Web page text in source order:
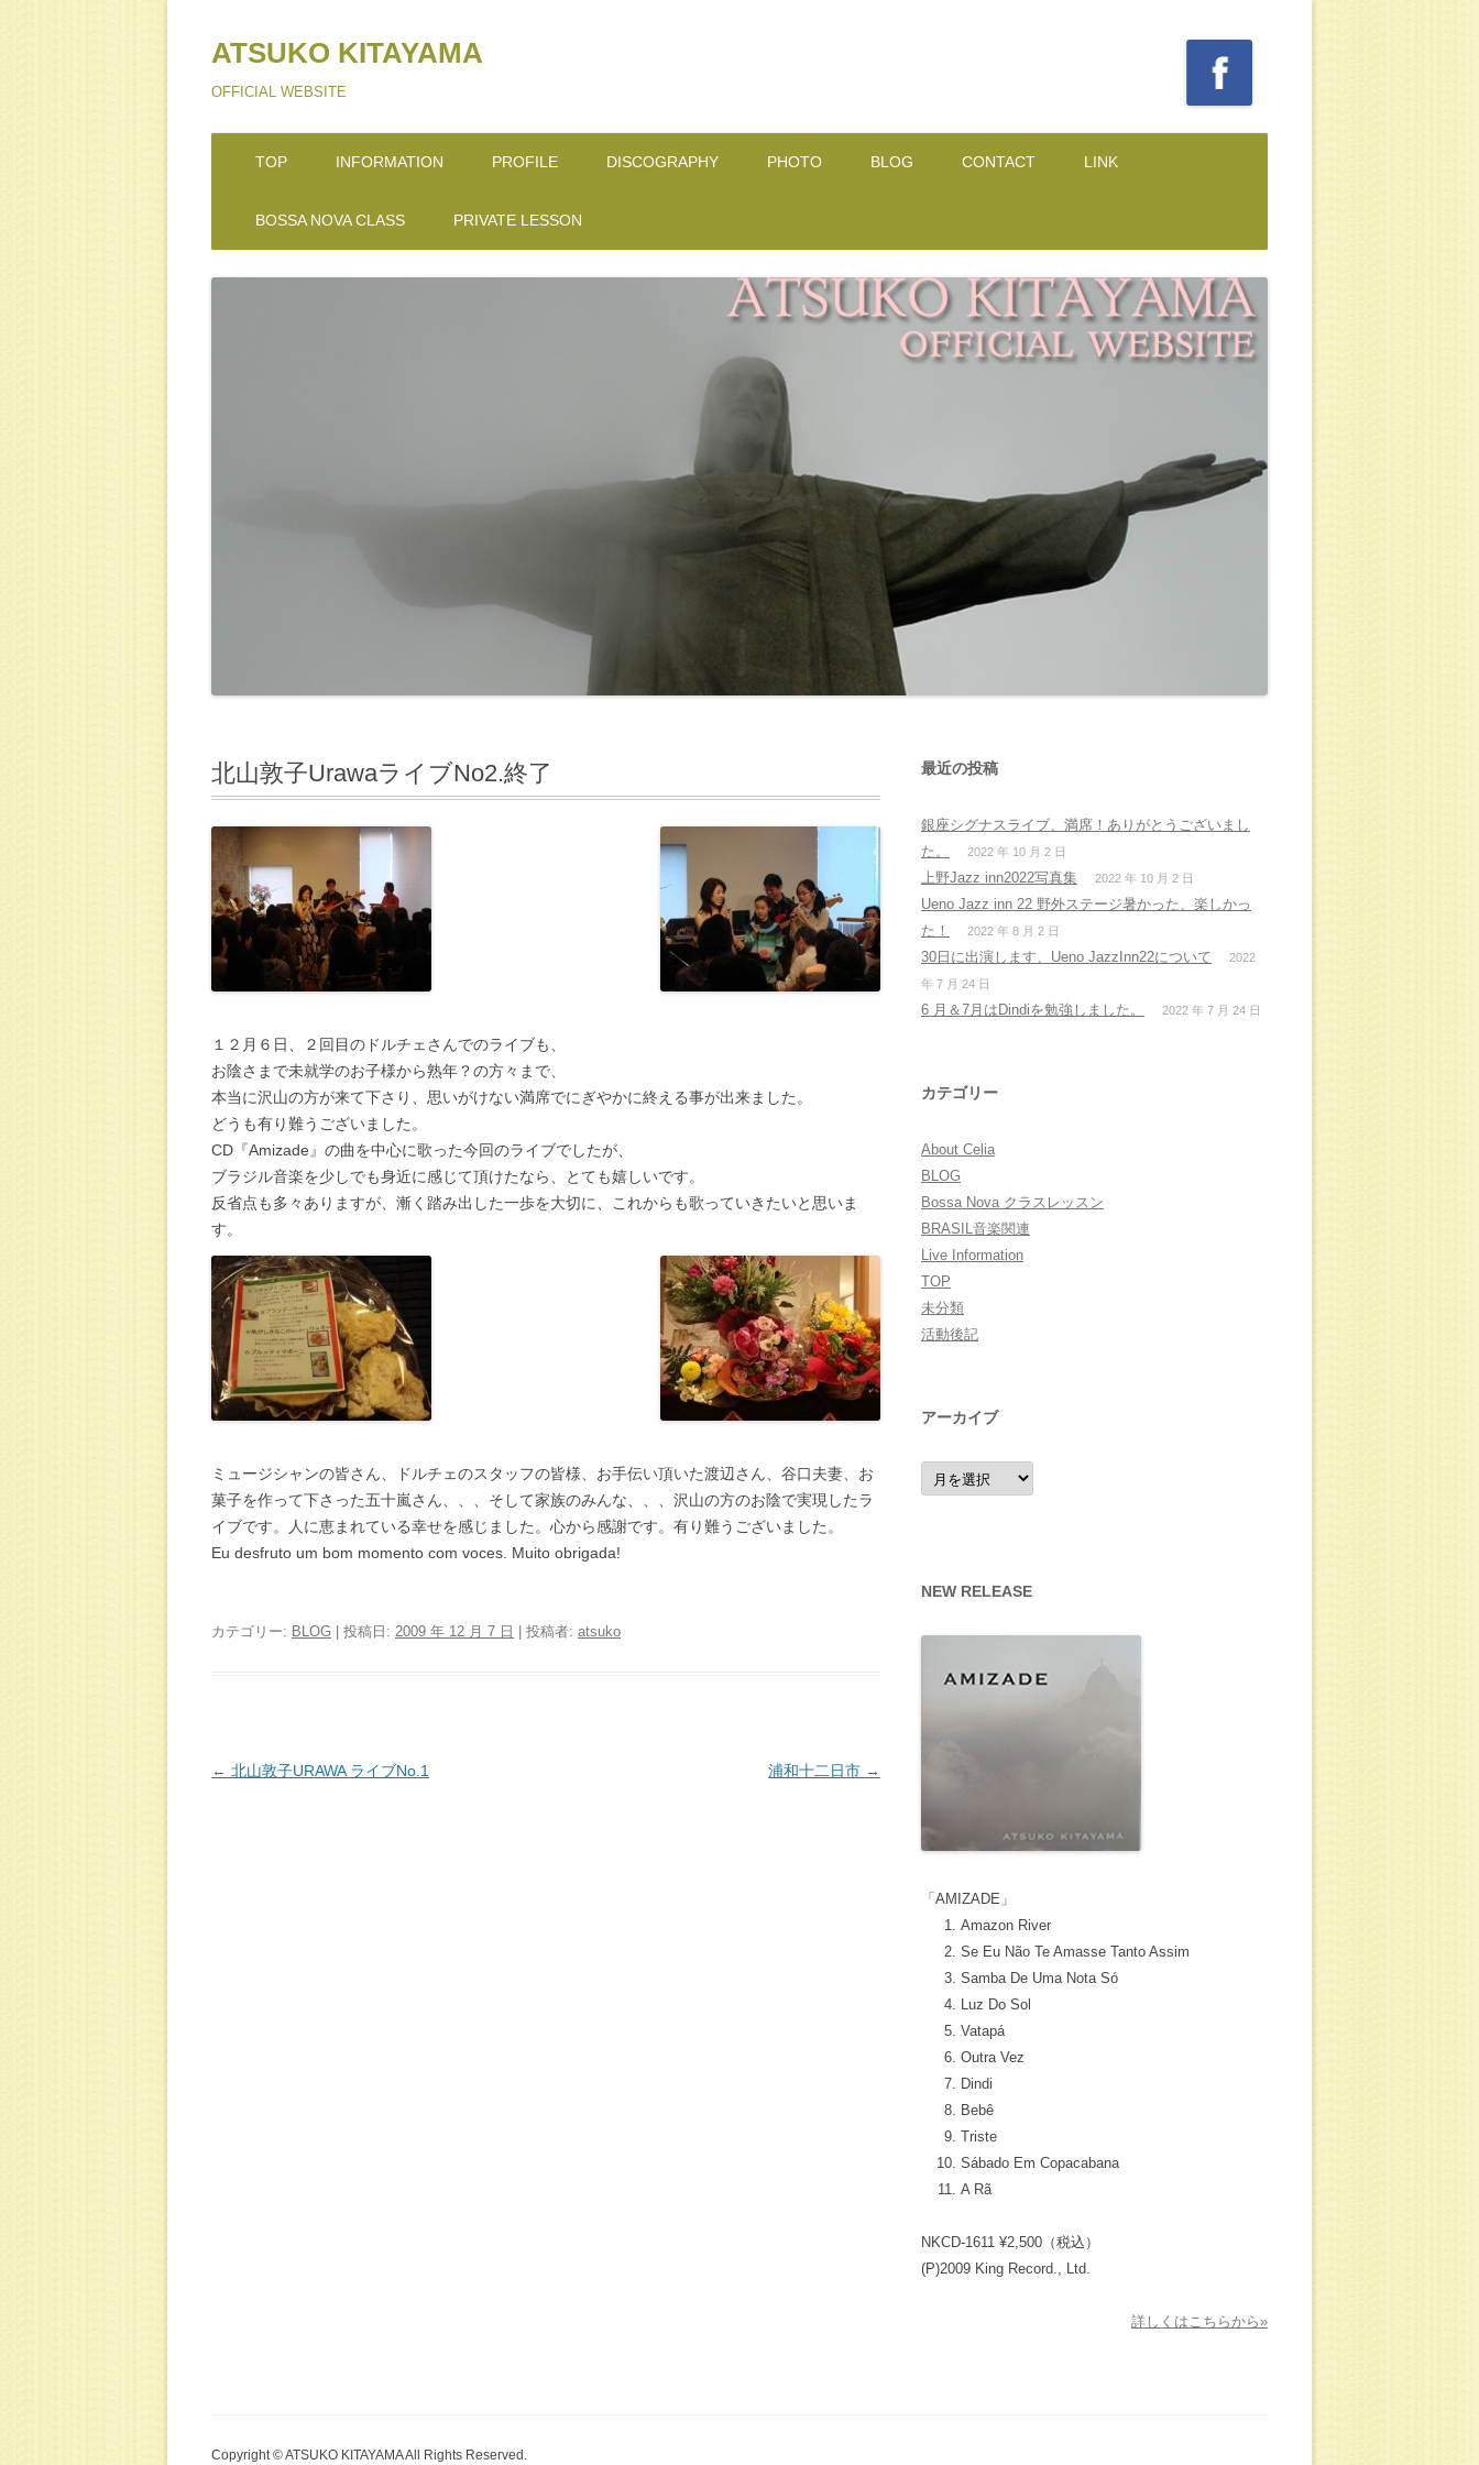
ATSUKO KITAYAMA
OFFICIAL WEBSITE
ス
ッ
プ
TOP INFORMATION PROFILE DISCOGRAPHY PHOTO BLOG CONTACT LINK
BOSSA NOVA CLASS PRIVATE LESSON
北山敦子UrawaライブNo2.終了
１２月６日、２回目のドルチェさんでのライブも、
お陰さまで未就学のお子様から熟年？の方々まで、
本当に沢山の方が来て下さり、思いがけない満席でにぎやかに終える事が出来ました。
どうも有り難うございました。
CD『Amizade』の曲を中心に歌った今回のライブでしたが、
ブラジル音楽を少しでも身近に感じて頂けたなら、とても嬉しいです。
反省点も多々ありますが、漸く踏み出した一歩を大切に、これからも歌っていきたいと思いま
す。
ミュージシャンの皆さん、ドルチェのスタッフの皆様、お手伝い頂いた渡辺さん、谷口夫妻、お
菓子を作って下さった五十嵐さん、、、そして家族のみんな、、、沢山の方のお陰で実現したラ
イブです。人に恵まれている幸せを感じました。心から感謝です。有り難うございました。
Eu desfruto um bom momento com voces. Muito obrigada!
カテゴリー: BLOG | 投稿日: 2009 年 12 月 7 日 投稿者: atsuko
投
← 北山敦子URAWA ライブNo.1 浦和十二日市 →
最近の投稿
銀座シグナスライブ、満席！ありがとうございまし
た。
2022 年 10 月 2 日
上野Jazz inn2022写真集 2022 年 10 月 2 日
Ueno Jazz inn 22 野外ステージ暑かった、楽しかっ
た！
2022 年 8 月 2 日
30日に出演します、Ueno JazzInn22について
2022
年 7 月 24 日
6 月＆7月はDindiを勉強しました。 2022 年 7 月 24 日
カテゴリー
About Celia
BLOG
Bossa Nova クラスレッスン
BRASIL音楽関連
Live Information
TOP
未分類
活動後記
アーカイブ
ア
ー
NEW RELEASE
「AMIZADE」
Amazon River
Se Eu Não Te Amasse Tanto Assim
Samba De Uma Nota Só
Luz Do Sol
Vatapá
Outra Vez
Dindi
Bebê
Triste
Sábado Em Copacabana
A Rã
NKCD-1611 ¥2,500（税込）
(P)2009 King Record., Ltd.
詳しくはこちらから»
Copyright © ATSUKO KITAYAMA All Rights Reserved.